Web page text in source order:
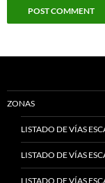
ZONAS
LISTADO DE VÍAS
LISTADO DE VÍAS
LISTADO DE VÍAS